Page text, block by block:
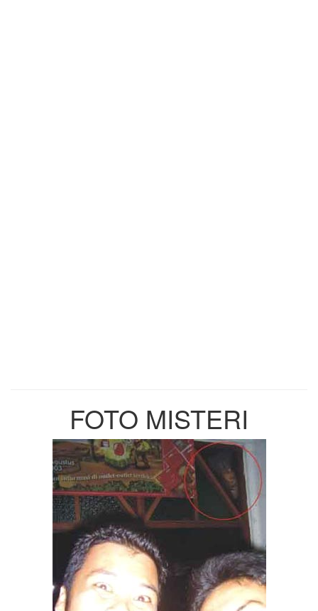
FOTO MISTERI